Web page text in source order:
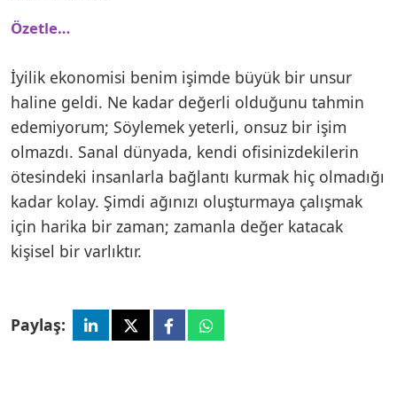
Özetle…
İyilik ekonomisi benim işimde büyük bir unsur
haline geldi. Ne kadar değerli olduğunu tahmin
edemiyorum; Söylemek yeterli, onsuz bir işim
olmazdı. Sanal dünyada, kendi ofisinizdekilerin
ötesindeki insanlarla bağlantı kurmak hiç olmadığı
kadar kolay. Şimdi ağınızı oluşturmaya çalışmak
için harika bir zaman; zamanla değer katacak
kişisel bir varlıktır.
Paylaş: